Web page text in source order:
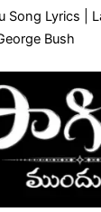
Song Lyrics |
Bush